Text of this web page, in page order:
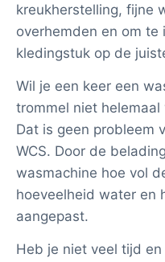
kreukherstelling, fijne
overhemden en om te
kledingstuk op de
Wil je een keer een
trommel niet helemaal
Dat is geen probleem
WCS. Door de
wasmachine hoe vol
hoeveelheid water en
aangepast.
Heb je niet veel tijd